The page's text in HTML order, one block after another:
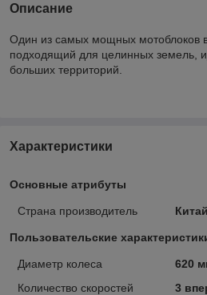
Описание
Один из самых мощных мотоблоков в
подходящий для целинных земель,
больших территорий.
Характеристики
Основные атрибуты
Страна производитель Китай
Пользовательские
Диаметр колеса
620
Количество скоростей
3